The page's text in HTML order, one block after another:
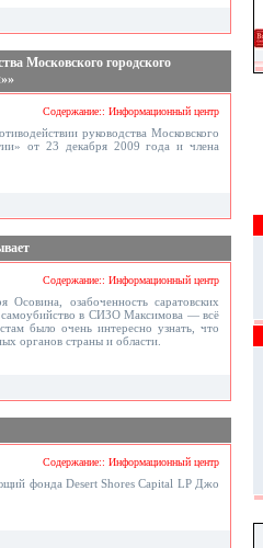
Московского городского
Содержание:: Информационный центр
руководства Московского
от 23 декабря 2009 года и члена
Содержание:: Информационный центр
озабоченность саратовских
самоубийство в СИЗО Максимова — всё
было очень интересно узнать, что
органов страны и области.
Содержание:: Информационный центр
фонда Desert Shores Capital LP Джо